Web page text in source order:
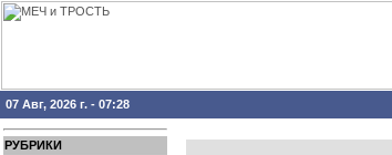
07 Авг, 2026 г. - 07:28
РУБРИКИ